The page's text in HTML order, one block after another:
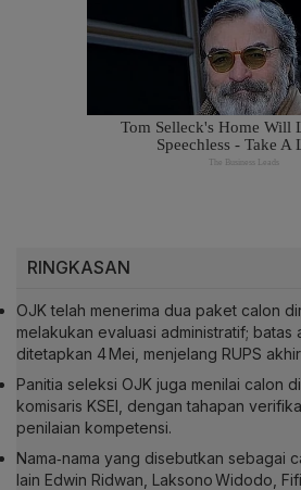
RINGKASAN
OJK telah menerima dua paket calon
melakukan evaluasi administratif; batas
ditetapkan 4 Mei, menjelang RUPS
Panitia seleksi OJK juga menilai calon
komisaris KSEI, dengan tahapan
penilaian kompetensi.
Nama‑nama yang disebutkan sebagai
lain Edwin Ridwan, Laksono Widodo,